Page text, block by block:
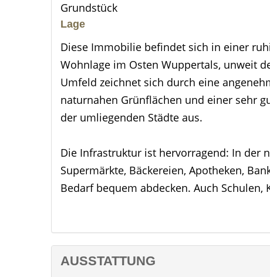
Grundstück
Lage
Diese Immobilie befindet sich in einer
Wohnlage im Osten Wuppertals, unweit
Umfeld zeichnet sich durch eine
naturnahen Grünflächen und einer sehr
der umliegenden Städte aus.
Die Infrastruktur ist hervorragend: In der
Supermärkte, Bäckereien, Apotheken,
Bedarf bequem abdecken. Auch
sind schnell zu erreichen – ein klarer
fußläufiger Nähe, der Bahnhof
AUSSTATTUNG